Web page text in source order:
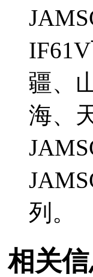
疆、
海、
列。
相关